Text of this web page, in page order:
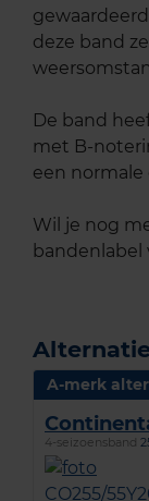
deze band
De band
met B-
een
Wil je nog
bandenlabel
A-merk
4-seizoensband